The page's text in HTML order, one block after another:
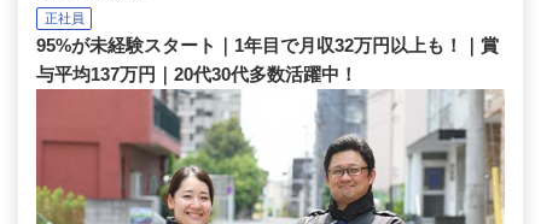
正社員
95%が未経験スタート｜1年目で月収32万円以上も！｜賞
与平均137万円｜20代30代多数活躍中！